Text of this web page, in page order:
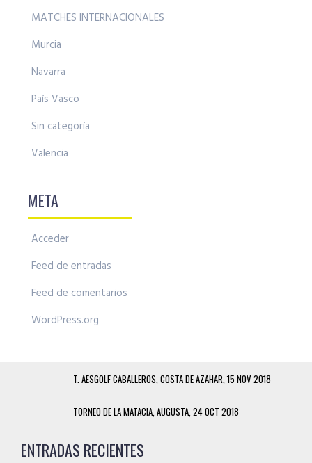
MATCHES INTERNACIONALES
Murcia
Navarra
País Vasco
Sin categoría
Valencia
META
Acceder
Feed de entradas
Feed de comentarios
WordPress.org
T. AESGOLF CABALLEROS, COSTA DE AZAHAR, 15 NOV 2018
TORNEO DE LA MATACIA, AUGUSTA, 24 OCT 2018
ENTRADAS RECIENTES